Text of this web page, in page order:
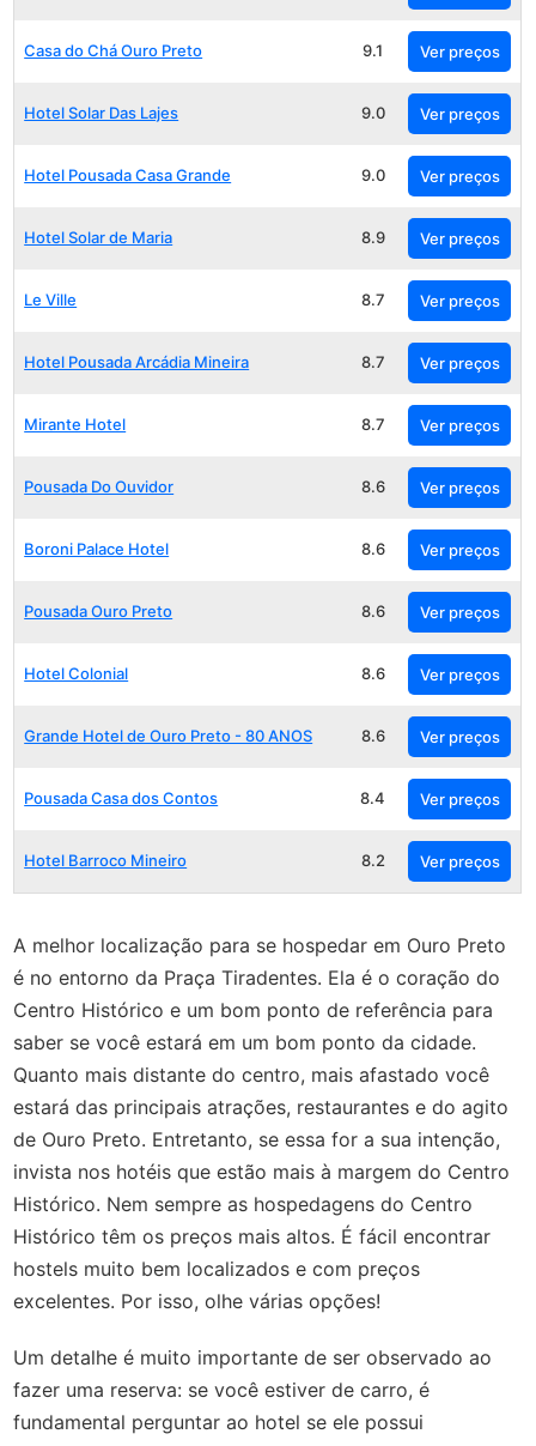
Casa do Chá Ouro Preto 9.1 Ver preços
Hotel Solar Das Lajes 9.0 Ver preços
Hotel Pousada Casa Grande 9.0 Ver preços
Hotel Solar de Maria 8.9 Ver preços
Le Ville 8.7 Ver preços
Hotel Pousada Arcádia Mineira 8.7 Ver preços
Mirante Hotel 8.7 Ver preços
Pousada Do Ouvidor 8.6 Ver preços
Boroni Palace Hotel 8.6 Ver preços
Pousada Ouro Preto 8.6 Ver preços
Hotel Colonial 8.6 Ver preços
Grande Hotel de Ouro Preto - 80 ANOS 8.6 Ver preços
Pousada Casa dos Contos 8.4 Ver preços
Hotel Barroco Mineiro 8.2 Ver preços
A melhor localização para se hospedar em Ouro Preto
é no entorno da Praça Tiradentes. Ela é o coração do
Centro Histórico e um bom ponto de referência para
saber se você estará em um bom ponto da cidade.
Quanto mais distante do centro, mais afastado você
estará das principais atrações, restaurantes e do agito
de Ouro Preto. Entretanto, se essa for a sua intenção,
invista nos hotéis que estão mais à margem do Centro
Histórico. Nem sempre as hospedagens do Centro
Histórico têm os preços mais altos. É fácil encontrar
hostels muito bem localizados e com preços
excelentes. Por isso, olhe várias opções!
Um detalhe é muito importante de ser observado ao
fazer uma reserva: se você estiver de carro, é
fundamental perguntar ao hotel se ele possui